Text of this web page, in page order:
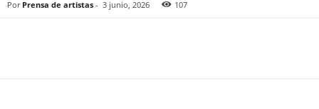
Por Prensa de artistas - 3 junio, 2026 107